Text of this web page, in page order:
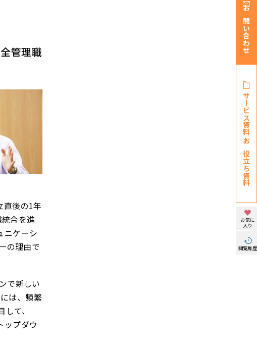
管理職
直後の1年
合を進
ニケーシ
の理由で
で新しい
は、頻繁
て、
ップダウ
お問い合わせ
サービス資料・
お役立ち資料
お気に
入り
閲覧履歴